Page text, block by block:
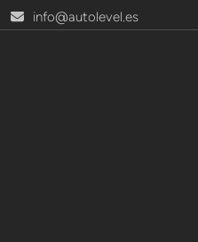
info@autolevel.es